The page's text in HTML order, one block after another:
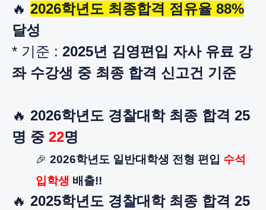
🔥 2026학년도 최종합격 점유율 88%
달성
* 기준 : 2025년 김영편입 자사 유료 강
좌 수강생 중 최종 합격 신고건 기준
🔥 2026학년도 경찰대학 최종 합격 25
명 중 22명
🎉 2026학년도 일반대학생 전형 편입 수석
입학생 배출!!
🔥 ​ 2025학년도 경찰대학 최종 합격 25